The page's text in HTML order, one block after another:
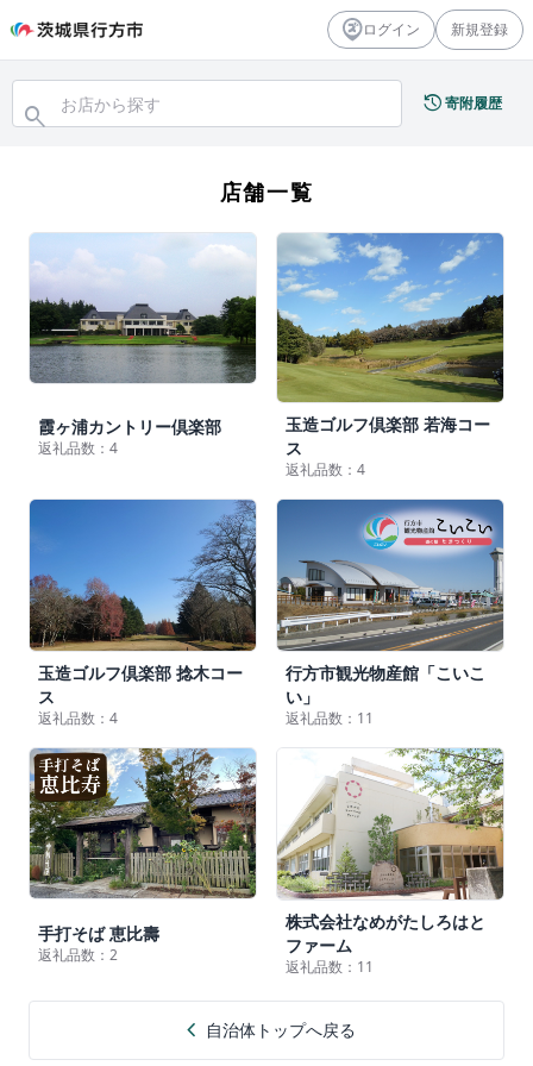
ログイン 新規登録
search history寄附履歴
店舗一覧
霞ヶ浦カントリー倶楽部
返礼品数：4
玉造ゴルフ倶楽部 若海コー
ス
返礼品数：4
玉造ゴルフ倶楽部 捻木コー
ス
返礼品数：4
行方市観光物産館「こいこ
い」
返礼品数：11
手打そば 恵比壽
返礼品数：2
株式会社なめがたしろはと
ファーム
返礼品数：11
chevron_left 自治体トップへ戻る